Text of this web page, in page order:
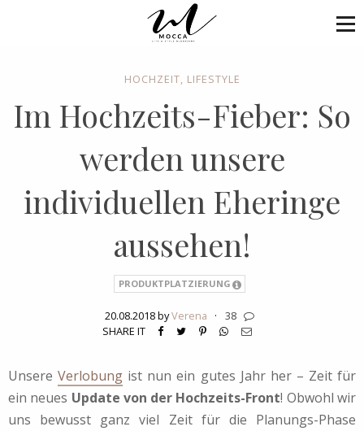
HOCHZEIT, LIFESTYLE
Im Hochzeits-Fieber: So
werden unsere
individuellen Eheringe
aussehen!
PRODUKTPLATZIERUNG
20.08.2018 byVerena ·
38
SHARE IT
UnsereVerlobung ist nun ein gutes Jahr her – Zeit für
ein neues Update von der Hochzeits-Front! Obwohl wir
uns bewusst ganz viel Zeit für die Planungs-Phase